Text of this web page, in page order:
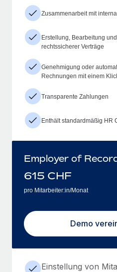
Zusammenarbeit mit
Erstellung, Bearbeitung
rechtssicherer Verträge
Genehmigung oder
Rechnungen mit einem
Transparente Zahlungen
Enthält standardmäßig HR
Employer of
615 CHF
pro Mitarbeiter:in/Monat
Demo
Einstellung von